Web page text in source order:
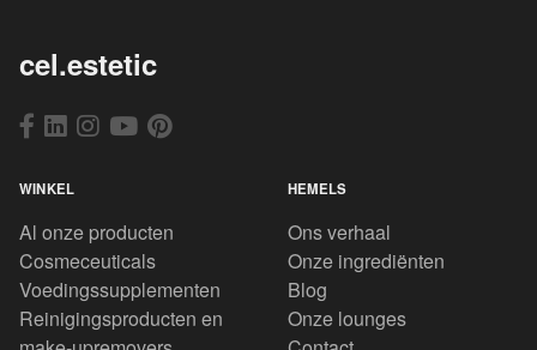
cel.estetic
WINKEL
Al onze producten
Cosmeceuticals
Voedingssupplementen
Reinigingsproducten en
HEMELS
Ons verhaal
Onze ingrediënten
Blog
Onze lounges